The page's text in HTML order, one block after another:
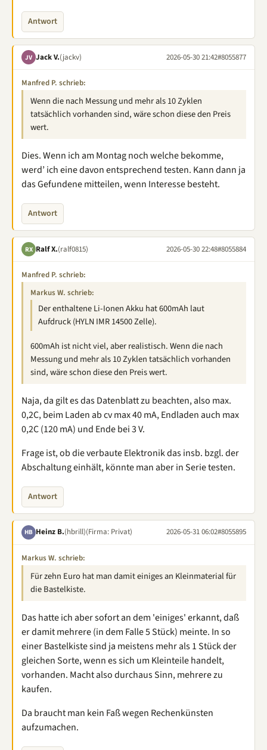
Antwort
JV Jack V.(jackv) 2026-05-30 21:42#8055877
Manfred P. schrieb:
Wenn die nach Messung und mehr als 10 Zyklen
tatsächlich vorhanden sind, wäre schon diese den Preis
wert.
Dies. Wenn ich am Montag noch welche bekomme,
werd’ ich eine davon entsprechend testen. Kann dann ja
das Gefundene mitteilen, wenn Interesse besteht.
Antwort
RX Ralf X.(ralf0815) 2026-05-30 22:48#8055884
Manfred P. schrieb:
Markus W. schrieb:
Der enthaltene Li-Ionen Akku hat 600mAh laut
Aufdruck (HYLN IMR 14500 Zelle).
600mAh ist nicht viel, aber realistisch. Wenn die nach
Messung und mehr als 10 Zyklen tatsächlich vorhanden
sind, wäre schon diese den Preis wert.
Naja, da gilt es das Datenblatt zu beachten, also max.
0,2C, beim Laden ab cv max 40 mA, Endladen auch max
0,2C (120 mA) und Ende bei 3 V.
Frage ist, ob die verbaute Elektronik das insb. bzgl. der
Abschaltung einhält, könnte man aber in Serie testen.
Antwort
HB Heinz B.(hbrill)(Firma: Privat) 2026-05-31 06:02#8055895
Markus W. schrieb:
Für zehn Euro hat man damit einiges an Kleinmaterial für
die Bastelkiste.
Das hatte ich aber sofort an dem 'einiges' erkannt, daß
er damit mehrere (in dem Falle 5 Stück) meinte. In so
einer Bastelkiste sind ja meistens mehr als 1 Stück der
gleichen Sorte, wenn es sich um Kleinteile handelt,
vorhanden. Macht also durchaus Sinn, mehrere zu
kaufen.
Da braucht man kein Faß wegen Rechenkünsten
aufzumachen.